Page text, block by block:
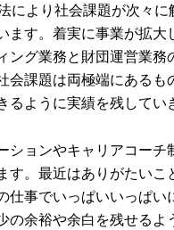
により社会課題が次々
す。着実に事業が拡大
グ業務と財団運営業務
課題は両極端にあるも
ように実績を残してい
ションやキャリアコーチ
。最近はありがたいこ
仕事でいっぱいいっぱい
余裕や余白を残せるよ